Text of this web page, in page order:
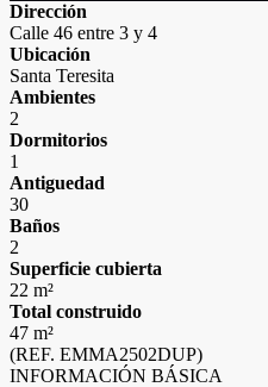
Dirección
Calle 46 entre 3 y 4
Ubicación
Santa Teresita
Ambientes
2
Dormitorios
1
Antiguedad
30
Baños
2
Superficie cubierta
22 m²
Total construido
47 m²
(REF. EMMA2502DUP)
INFORMACIÓN BÁSICA